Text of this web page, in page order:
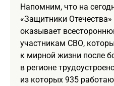
Напомним, что на
«Защитники
оказывает
участникам СВО,
к мирной жизни после
в регионе
из которых 935